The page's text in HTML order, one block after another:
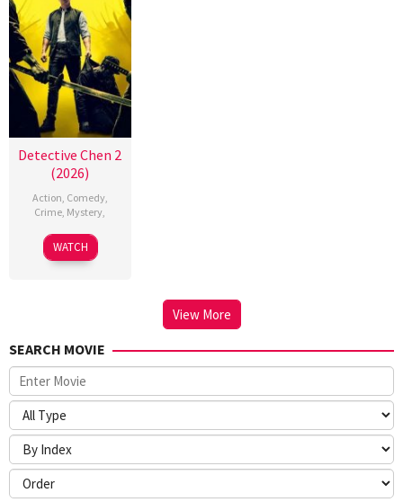
Detective Chen 2
(2026)
Action Comedy,
Crime Mystery
WATCH
View More
SEARCH MOVIE